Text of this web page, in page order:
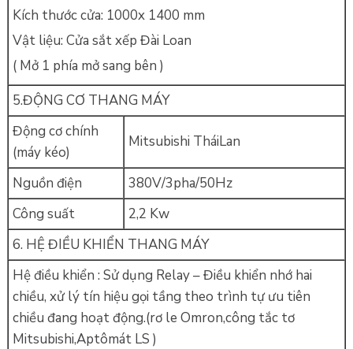
Kích thước cửa: 1000x 1400 mm
Vật liệu: Cửa sắt xếp Đài Loan
( Mở 1 phía mở sang bên )
5.ĐỘNG CƠ THANG MÁY
Động cơ chính
(máy kéo)
Mitsubishi TháiLan
Nguồn điện
380V/3pha/50Hz
Công suất
2,2 Kw
6. HỆ ĐIỀU KHIỂN THANG MÁY
Hệ điều khiển : Sử dụng Relay – Điều khiển nhớ hai
chiều, xử lý tín hiệu gọi tầng theo trình tự ưu tiên
chiều đang hoạt động.(rơ le Omron,công tắc tơ
Mitsubishi,Aptômát LS )